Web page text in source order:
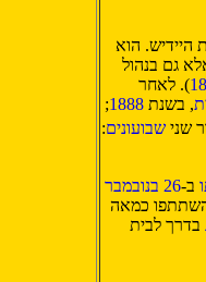
היידיש. הוא
גם בנהול
). לאחר
, בשנת 1888
;
שני שבועונים:
ב-26 בנובמבר
השתתפו כמאה
בדרך לבית